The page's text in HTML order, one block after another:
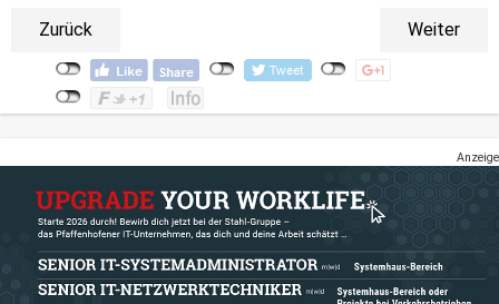
Zurück Weiter
Anzeige